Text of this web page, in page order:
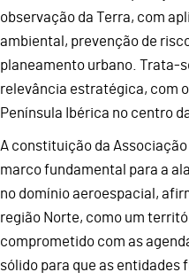
observação da Terra, com
ambiental, prevenção de
planeamento urbano. Trata-
relevância estratégica, com
Península Ibérica no centro
A constituição da
marco fundamental para a
no domínio aeroespacial,
região Norte, como um
comprometido com as
sólido para que as entidades